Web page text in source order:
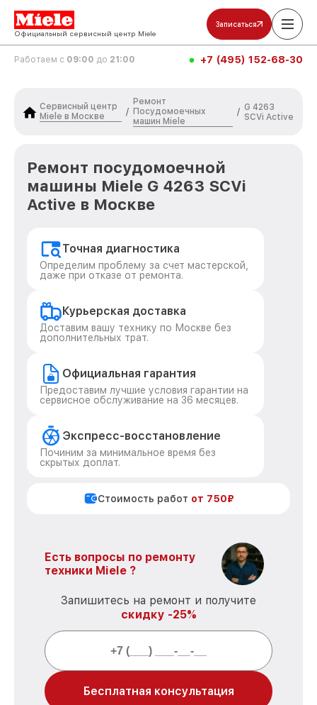
Официальный сервисный центр Miele
Записаться
Работаем с 09:00 до 21:00 +7 (495) 152-68-30
Сервисный центр
Miele в Москве
/
Ремонт
Посудомоечных
машин Miele
/ G 4263
SCVi Active
Ремонт посудомоечной
машины Miele G 4263 SCVi
Active в Москве
Точная диагностика
Определим проблему за счет мастерской,
даже при отказе от ремонта.
Курьерская доставка
Доставим вашу технику по Москве без
дополнительных трат.
Официальная гарантия
Предоставим лучшие условия гарантии на
сервисное обслуживание на 36 месяцев.
Экспресс-восстановление
Починим за минимальное время без
скрытых доплат.
Стоимость работ от 750₽
Есть вопросы по ремонту
техники Miele ?
Запишитесь на ремонт и получите
скидку -25%
Бесплатная консультация